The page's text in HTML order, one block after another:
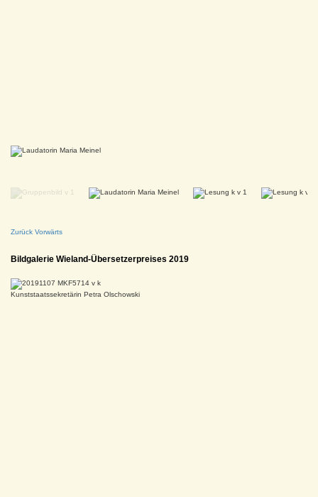
Zurück Vorwärts
Bildgalerie Wieland-Übersetzerpreises 2019
Kunststaatssekretärin Petra Olschowski